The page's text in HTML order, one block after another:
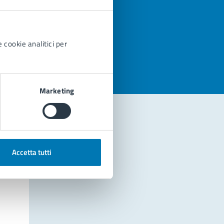
cookie analitici per
Marketing
Accetta tutti